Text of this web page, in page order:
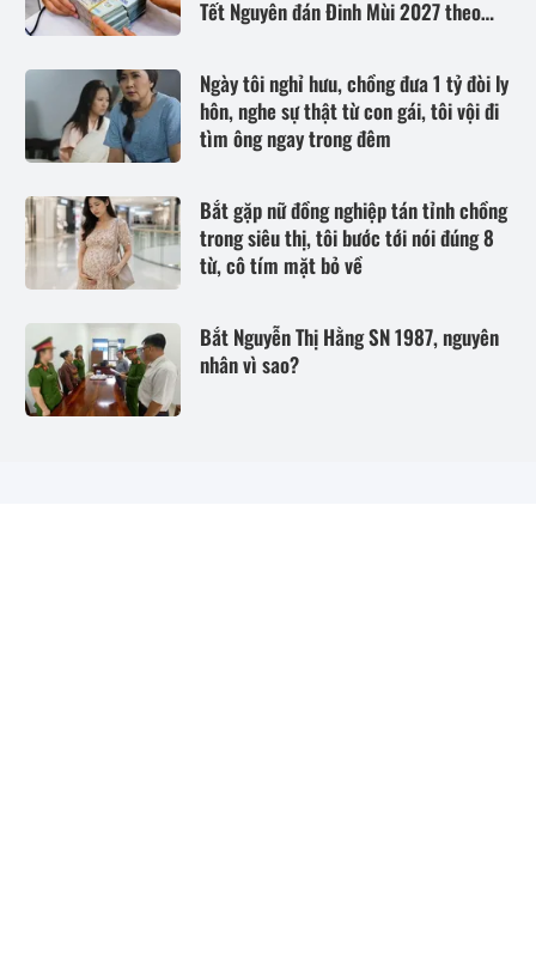
Tết Nguyên đán Đinh Mùi 2027 theo
Ngày tôi nghỉ hưu, chồng đưa 1 tỷ đòi ly
hôn, nghe sự thật từ con gái, tôi vội đi
tìm ông ngay trong đêm
Bắt gặp nữ đồng nghiệp tán tỉnh chồng
trong siêu thị, tôi bước tới nói đúng 8
từ, cô tím mặt bỏ về
Bắt Nguyễn Thị Hằng SN 1987, nguyên
nhân vì sao?